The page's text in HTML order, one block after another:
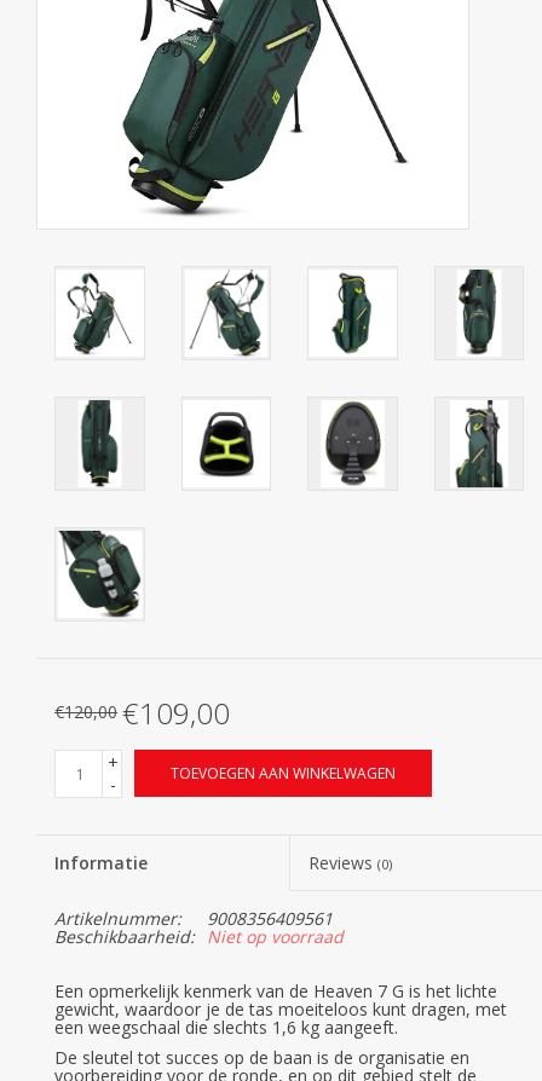
€120,00 €109,00
+
-
TOEVOEGEN AAN WINKELWAGEN
Informatie Reviews (0)
Artikelnummer: 9008356409561
Beschikbaarheid: Niet op voorraad
Een opmerkelijk kenmerk van de Heaven 7 G is het lichte
gewicht, waardoor je de tas moeiteloos kunt dragen, met
een weegschaal die slechts 1,6 kg aangeeft.
De sleutel tot succes op de baan is de organisatie en
voorbereiding voor de ronde, en op dit gebied stelt de